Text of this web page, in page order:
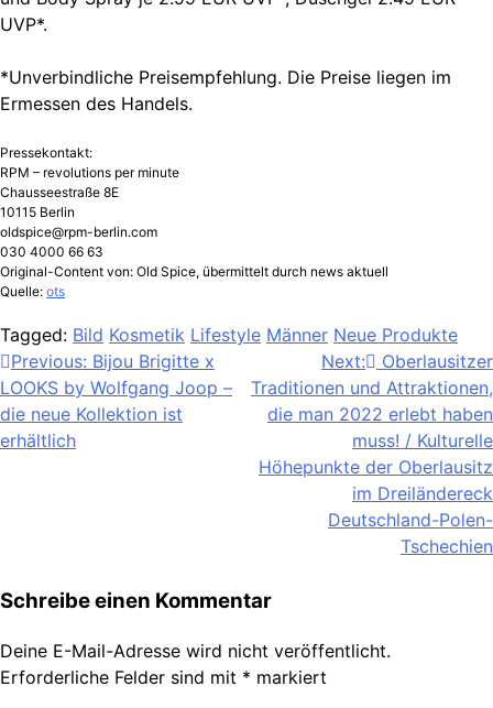
UVP*.
*Unverbindliche Preisempfehlung. Die Preise liegen im
Ermessen des Handels.
Pressekontakt:
RPM – revolutions per minute
Chausseestraße 8E
10115 Berlin
oldspice@rpm-berlin.com
030 4000 66 63
Original-Content von: Old Spice, übermittelt durch news aktuell
Quelle: ots
Tagged: Bild Kosmetik Lifestyle Männer Neue Produkte
Beitragsnavigation
Previous: Bijou Brigitte x
LOOKS by Wolfgang Joop –
die neue Kollektion ist
erhältlich
Next:
Oberlausitzer
Traditionen und Attraktionen,
die man 2022 erlebt haben
muss! / Kulturelle
Höhepunkte der Oberlausitz
im Dreiländereck
Deutschland-Polen-
Tschechien
Schreibe einen Kommentar
Deine E-Mail-Adresse wird nicht veröffentlicht.
Erforderliche Felder sind mit * markiert